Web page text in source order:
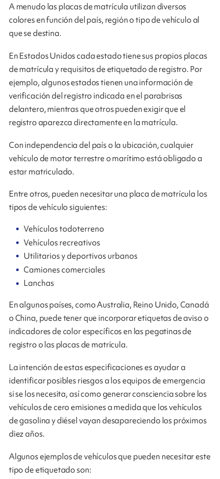
A menudo las placas de matrícula utilizan diversos
colores en función del país, región o tipo de vehículo al
que se destina.
En Estados Unidos cada estado tiene sus propios placas
de matrícula y requisitos de etiquetado de registro. Por
ejemplo, algunos estados tienen una información de
verificación del registro indicada en el parabrisas
delantero, mientras que otros pueden exigir que el
registro aparezca directamente en la matrícula.
Con independencia del país o la ubicación, cualquier
vehículo de motor terrestre o marítimo está obligado a
estar matriculado.
Entre otros, pueden necesitar una placa de matrícula los
tipos de vehículo siguientes:
Vehículos todoterreno
Vehículos recreativos
Utilitarios y deportivos urbanos
Camiones comerciales
Lanchas
En algunos países, como Australia, Reino Unido, Canadá
o China, puede tener que incorporar etiquetas de aviso o
indicadores de color específicos en las pegatinas de
registro o las placas de matrícula.
La intención de estas especificaciones es ayudar a
identificar posibles riesgos a los equipos de emergencia
si se los necesita, así como generar consciencia sobre los
vehículos de cero emisiones a medida que los vehículos
de gasolina y diésel vayan desapareciendo los próximos
diez años.
Algunos ejemplos de vehículos que pueden necesitar este
tipo de etiquetado son: